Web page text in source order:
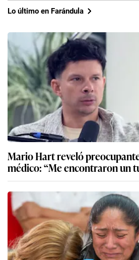
Lo último en Farándula
Mario Hart reveló
médico: “Me encontraron un